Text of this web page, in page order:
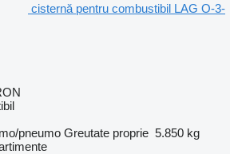
cisternă pentru combustibil LAG O-3-
pneumo Greutate proprie 5.850 kg